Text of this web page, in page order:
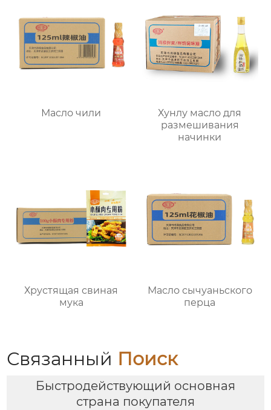
Масло чили
Хунлу масло для
размешивания
начинки
Хрустящая свиная
мука
Масло сычуаньского
перца
Связанный Поиск
Быстродействующий основная
страна покупателя